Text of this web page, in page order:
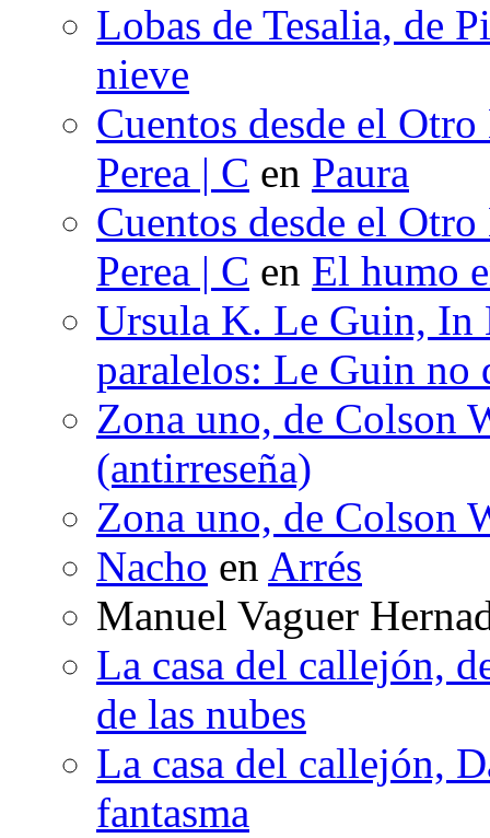
Lobas de Tesalia, de
nieve
Cuentos desde el
Perea | C en Paura
Cuentos desde el
Perea | C en El humo
Ursula K. Le Guin, In
paralelos: Le Guin no
Zona uno, de Colson
(antirreseña)
Zona uno, de Colson
Nacho en Arrés
Manuel Vaguer
La casa del callejón,
de las nubes
La casa del callejón,
fantasma